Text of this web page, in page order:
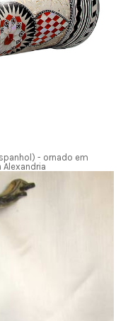
- ornado em